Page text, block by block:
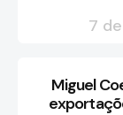
7
Miguel